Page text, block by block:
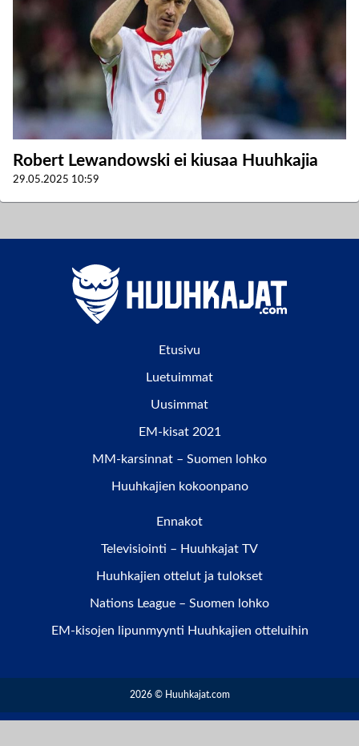
Robert Lewandowski ei kiusaa Huuhkajia
29.05.2025 10:59
Etusivu
Luetuimmat
Uusimmat
EM-kisat 2021
MM-karsinnat – Suomen lohko
Huuhkajien kokoonpano
Ennakot
Televisiointi – Huuhkajat TV
Huuhkajien ottelut ja tulokset
Nations League – Suomen lohko
EM-kisojen lipunmyynti Huuhkajien otteluihin
2026 © Huuhkajat.com